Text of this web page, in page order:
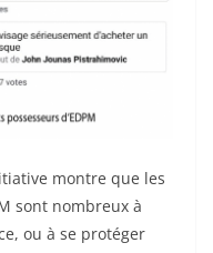
montre que les
sont nombreux à
ou à se protéger